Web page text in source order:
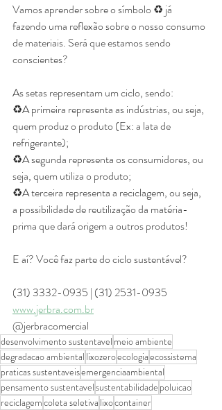
Vamos aprender sobre o símbolo ♻️ já
fazendo uma reflexão sobre o nosso consumo
de materiais. Será que estamos sendo
conscientes?
As setas representam um ciclo, sendo:
♻️A primeira representa as indústrias, ou seja,
quem produz o produto (Ex: a lata de
refrigerante);
♻️A segunda representa os consumidores, ou
seja, quem utiliza o produto;
♻️A terceira representa a reciclagem, ou seja,
a possibilidade de reutilização da matéria-
prima que dará origem a outros produtos!
E aí? Você faz parte do ciclo sustentável?
(31) 3332-0935 | (31) 2531-0935
www.jerbra.com.br
@jerbracomercial
desenvolvimento sustentavel meio ambiente
degradacao ambiental lixozeroecologiaecossistema
praticas sustentaveisemergenciaambiental
pensamento sustentavelsustentabilidade poluicao
reciclagemcoleta seletiva lixocontainer